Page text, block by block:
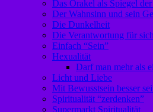
Das Orakel als Spiegel
Der Wahnsinn und sein
Die Dunkelheit
Die Verantwortung für
Einfach “Sein”
Hexualität
Darf man mehr als
Licht und Liebe
Mit Bewusstsein besser
Spiritualität “zerdenken”
Supermarkt Spiritualität